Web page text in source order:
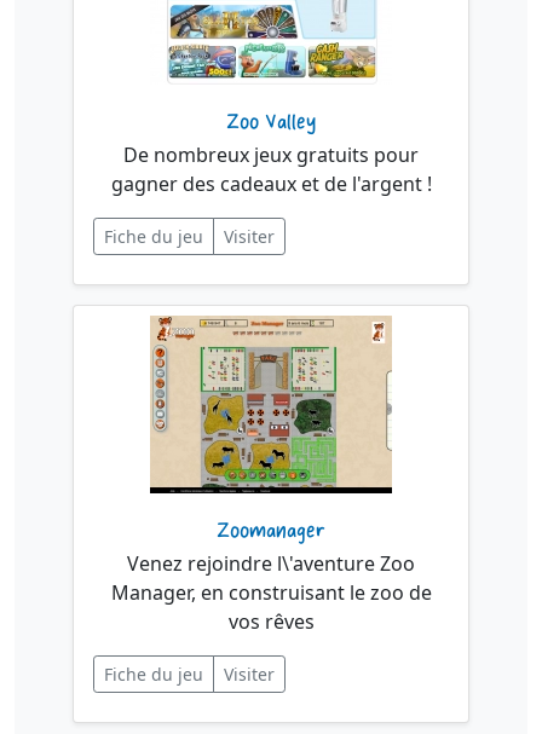
Zoo Valley
De nombreux jeux gratuits pour
gagner des cadeaux et de l'argent !
Fiche du jeu Visiter
Zoomanager
Venez rejoindre l\'aventure Zoo
Manager, en construisant le zoo de
vos rêves
Fiche du jeu Visiter